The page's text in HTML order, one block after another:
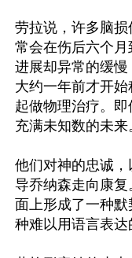
劳拉说，许多脑
常会在伤后六个
进展却异常的缓慢
大约一年前才开
起做物理治疗。
充满未知数的未来
他们对神的忠诚，
导乔纳森走向康
面上形成了一种
种难以用语言表达